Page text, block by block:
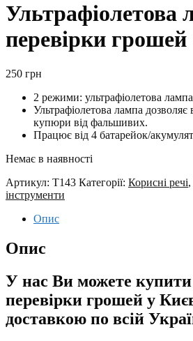
Ультрафіолетова
перевірки грошей
250 грн
2 режими: ультрафіолетова
Ультрафіолетова лампа дозволяє
купюри від фальшивих.
Працює від 4 батарейок/
Немає в наявності
Артикул: T143 Категорії: Корисні речі,
інструменти
Опис
Опис
У нас Ви можете
перевірки грошей у
доставкою по всій